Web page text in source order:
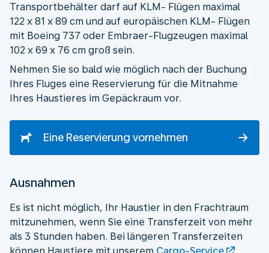
Transportbehälter darf auf KLM- Flügen maximal
122 x 81 x 89 cm und auf europäischen KLM- Flügen
mit Boeing 737 oder Embraer-Flugzeugen maximal
102 x 69 x 76 cm groß sein.
Nehmen Sie so bald wie möglich nach der Buchung
Ihres Fluges eine Reservierung für die Mitnahme
Ihres Haustieres im Gepäckraum vor.
Eine Reservierung vornehmen
Ausnahmen
Es ist nicht möglich, Ihr Haustier in den Frachtraum
mitzunehmen, wenn Sie eine Transferzeit von mehr
als 3 Stunden haben. Bei längeren Transferzeiten